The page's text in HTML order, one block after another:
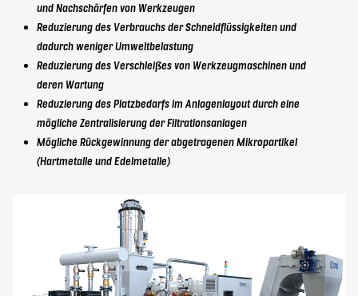
und Nachschärfen von Werkzeugen
Reduzierung des Verbrauchs der Schneidflüssigkeiten und
dadurch weniger Umweltbelastung
Reduzierung des Verschleißes von Werkzeugmaschinen und
deren Wartung
Reduzierung des Platzbedarfs im Anlagenlayout durch eine
mögliche Zentralisierung der Filtrationsanlagen
Mögliche Rückgewinnung der abgetragenen Mikropartikel
(Hartmetalle und Edelmetalle)